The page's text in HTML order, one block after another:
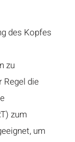
des Kopfes
zu
die
zum
um